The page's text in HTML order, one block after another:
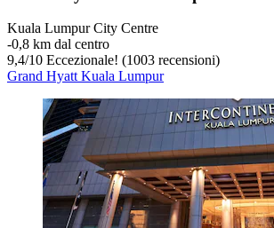
Kuala Lumpur City Centre
‐0,8 km dal centro
9,4/10 Eccezionale! (1003 recensioni)
Grand Hyatt Kuala Lumpur